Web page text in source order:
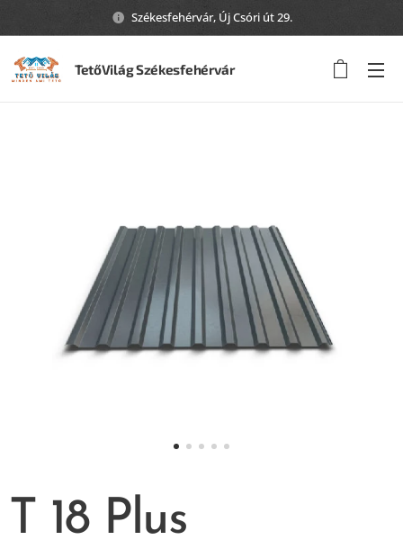
Székesfehérvár, Új Csóri út 29.
TetőVilág Székesfehérvár
T 18 Plus